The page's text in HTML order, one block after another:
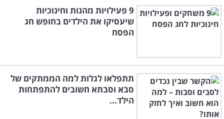
9 פעילויות מהנות וחינוכיות
שיעסיקו את הילדים בחופש חג
הפסח
תתפלאו לגלות למה הממתקים של
סבא וסבתא חשובים להתפתחות
הילד...